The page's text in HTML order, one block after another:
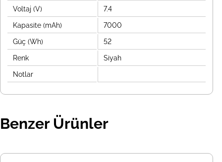
Voltaj (V) 7.4
Kapasite (mAh) 7000
Güç (Wh) 52
Renk Siyah
Notlar
Benzer Ürünler